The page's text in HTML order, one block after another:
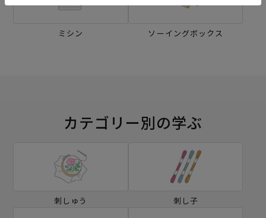
ミシン ソーイングボックス
カテゴリー別の学ぶ
刺しゅう 刺し子